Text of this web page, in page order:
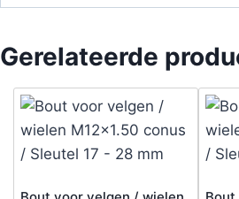
Gerelateerde